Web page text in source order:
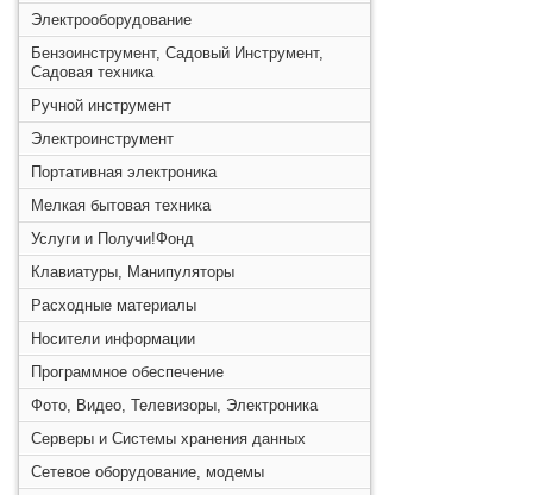
Электрооборудование
Бензоинструмент, Садовый Инструмент,
Садовая техника
Ручной инструмент
Электроинструмент
Портативная электроника
Мелкая бытовая техника
Услуги и Получи!Фонд
Клавиатуры, Манипуляторы
Расходные материалы
Носители информации
Программное обеспечение
Фото, Видео, Телевизоры, Электроника
Серверы и Системы хранения данных
Сетевое оборудование, модемы